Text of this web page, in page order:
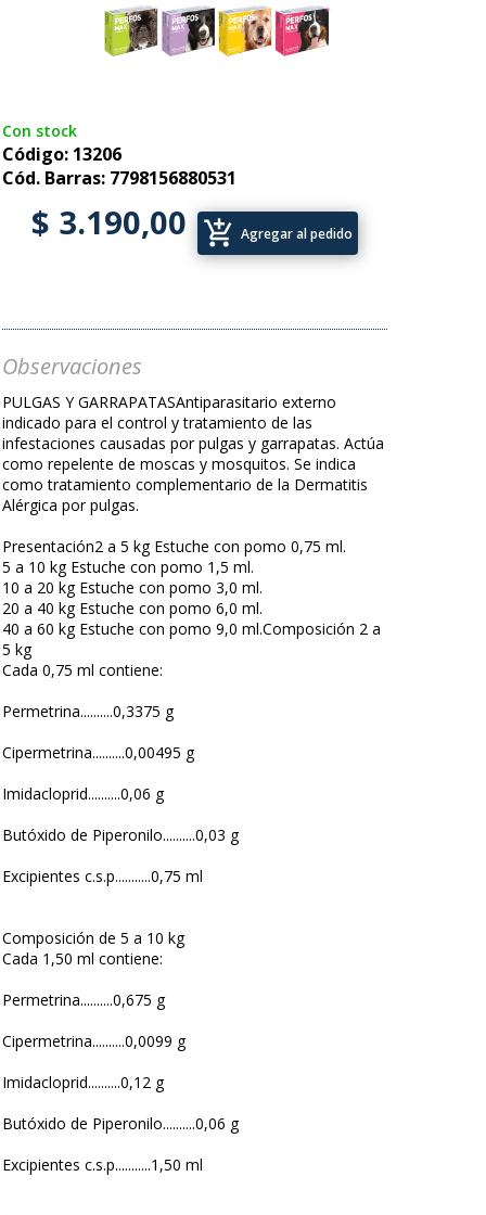
Con stock
Código: 13206
Cód. Barras: 7798156880531
$ 3.190,00 add_shopping_cart Agregar al pedido
Observaciones
PULGAS Y GARRAPATASAntiparasitario externo
indicado para el control y tratamiento de las
infestaciones causadas por pulgas y garrapatas. Actúa
como repelente de moscas y mosquitos. Se indica
como tratamiento complementario de la Dermatitis
Alérgica por pulgas.
Presentación2 a 5 kg Estuche con pomo 0,75 ml.
5 a 10 kg Estuche con pomo 1,5 ml.
10 a 20 kg Estuche con pomo 3,0 ml.
20 a 40 kg Estuche con pomo 6,0 ml.
40 a 60 kg Estuche con pomo 9,0 ml.Composición 2 a
5 kg
Cada 0,75 ml contiene:
Permetrina..........0,3375 g
Cipermetrina..........0,00495 g
Imidacloprid..........0,06 g
Butóxido de Piperonilo..........0,03 g
Excipientes c.s.p...........0,75 ml
Composición de 5 a 10 kg
Cada 1,50 ml contiene:
Permetrina..........0,675 g
Cipermetrina..........0,0099 g
Imidacloprid..........0,12 g
Butóxido de Piperonilo..........0,06 g
Excipientes c.s.p...........1,50 ml